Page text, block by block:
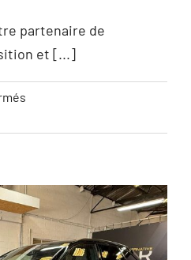
partenaire de
et [...]
Arkana
E-
TECH
ENGINEERED
Hybrid